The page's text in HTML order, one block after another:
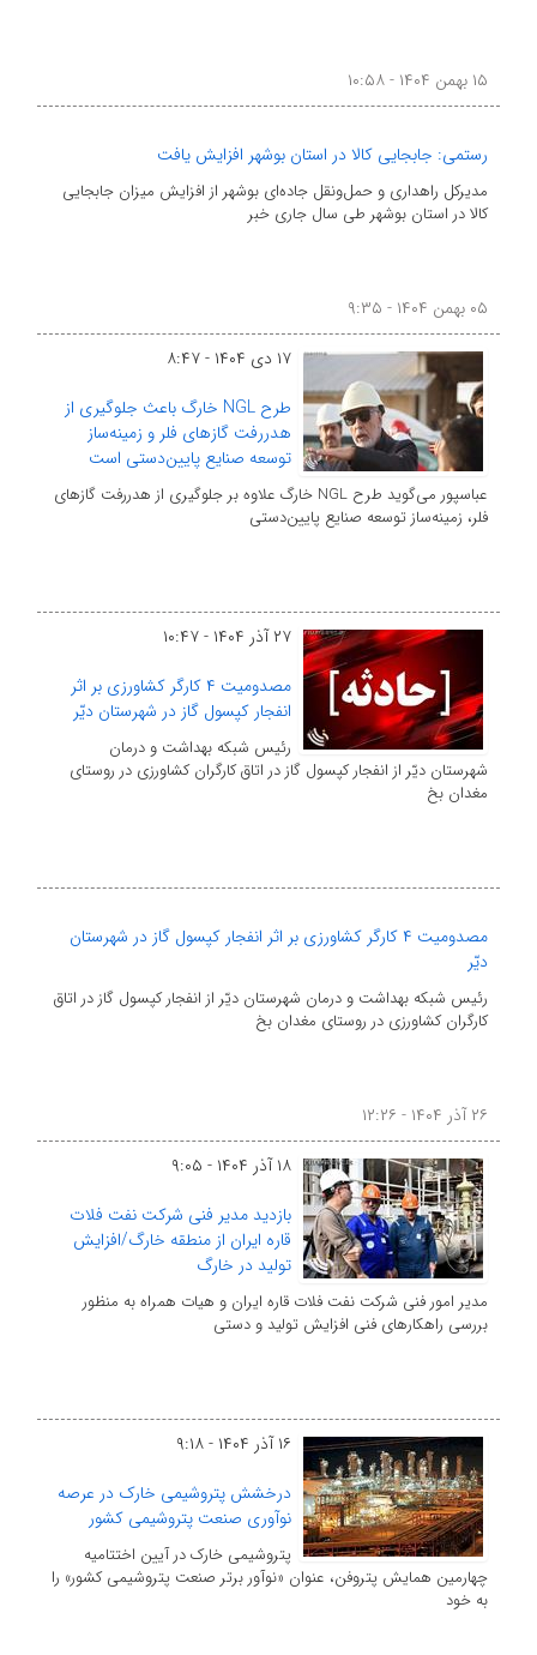
۱۵ بهمن ۱۴۰۴ - ۱۰:۵۸
رستمی: جابجایی کالا در استان بوشهر افزایش یافت
مدیرکل راهداری و حمل‌ونقل جاده‌ای بوشهر از افزایش میزان جابجایی
کالا در استان بوشهر طی سال جاری خبر
۰۵ بهمن ۱۴۰۴ - ۹:۳۵
۱۷ دی ۱۴۰۴ - ۸:۴۷
طرح NGL خارگ باعث جلوگیری از
هدررفت گازهای فلر و زمینه‌ساز
توسعه صنایع پایین‌دستی است
عباسپور می‌گوید طرح NGL خارگ علاوه بر جلوگیری از هدررفت گازهای
فلر، زمینه‌ساز توسعه صنایع پایین‌دستی
۲۷ آذر ۱۴۰۴ - ۱۰:۴۷
مصدومیت ۴ کارگر کشاورزی بر اثر
انفجار کپسول گاز در شهرستان دیّر
رئیس شبکه بهداشت و درمان
شهرستان دیّر از انفجار کپسول گاز در اتاق کارگران کشاورزی در روستای
مغدان بخ
مصدومیت ۴ کارگر کشاورزی بر اثر انفجار کپسول گاز در شهرستان
دیّر
رئیس شبکه بهداشت و درمان شهرستان دیّر از انفجار کپسول گاز در اتاق
کارگران کشاورزی در روستای مغدان بخ
۲۶ آذر ۱۴۰۴ - ۱۲:۲۶
۱۸ آذر ۱۴۰۴ - ۹:۰۵
بازدید مدیر فنی شرکت نفت فلات
قاره ایران از منطقه خارگ/افزایش
تولید در خارگ
مدیر امور فنی شرکت نفت فلات قاره ایران و هیات همراه به منظور
بررسی راهکارهای فنی افزایش تولید و دستی
۱۶ آذر ۱۴۰۴ - ۹:۱۸
درخشش پتروشیمی خارک در عرصه
نوآوری صنعت پتروشیمی کشور
پتروشیمی خارک در آیین اختتامیه
چهارمین همایش پتروفن، عنوان «نوآور برتر صنعت پتروشیمی کشور» را
به خود